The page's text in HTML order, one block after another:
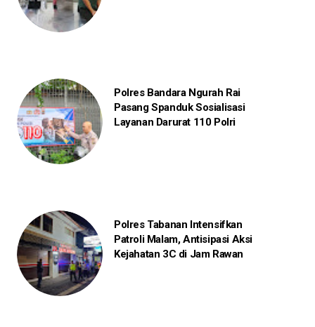
Polres Bandara Ngurah Rai
Pasang Spanduk Sosialisasi
Layanan Darurat 110 Polri
Polres Tabanan Intensifkan
Patroli Malam, Antisipasi Aksi
Kejahatan 3C di Jam Rawan